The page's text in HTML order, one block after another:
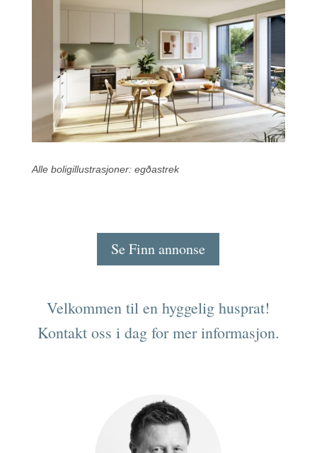
Alle boligillustrasjoner: egðastrek
Se Finn annonse
Velkommen til en hyggelig husprat!
Kontakt oss i dag for mer informasjon.